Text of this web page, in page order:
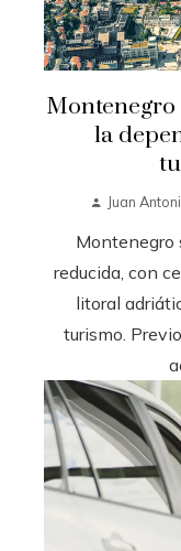
la
Juan
Montenegro
reducida, con
litoral
turismo.